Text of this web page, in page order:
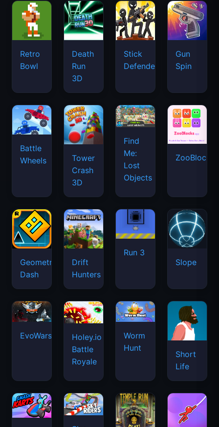
Retro
Bowl
Death
Run
3D
Stick
Defenders
Gun
Spin
Battle
Wheels
Tower
Crash
3D
Find
Me:
Lost
Objects
ZooBlocks
Geometry
Dash
Drift
Hunters
Run 3
Slope
EvoWars.io
Holey.io
Battle
Royale
Worm
Hunt
Short
Life